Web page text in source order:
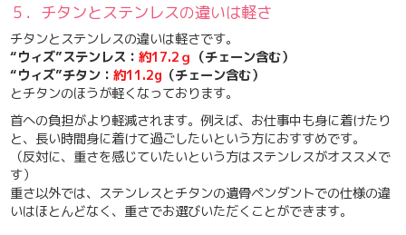
５．チタンとステンレスの違いは軽さ
チタンとステンレスの違いは軽さです。
“ウィズ”ステンレス：約17.2ｇ （チェーン含む）
“ウィズ”チタン：約11.2g （チェーン含む）
とチタンのほうが軽くなっております。
首への負担がより軽減されます。例えば、 お仕事中も身に着けたり
と、長い時間身に着けて過ごしたいという方におすすめです。
（反対に、重さを感じていたいという方はステンレスがオススメで
す）
重さ以外では、ステンレスとチタンの遺骨ペンダントでの仕様の違
いはほとんどなく、重さでお選びいただくことができます。